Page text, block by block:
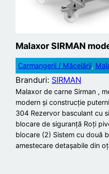
Malaxor SIRMAN
Carmangerii / Măcelării,
Branduri: SIRMAN
Malaxor de carne Sirman ,
modern și construcție
304 Rezervor basculant cu
blocare de siguranță Roți
blocare (2) Sistem cu două
amestecare detașabile din